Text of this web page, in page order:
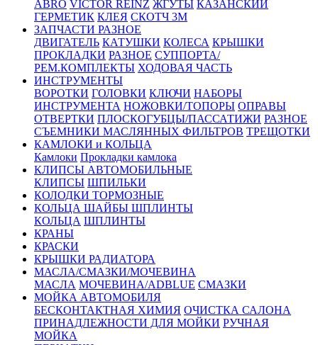
ABRO VICTOR REINZ ЖГУТЫ КАЗАНСКИЙ
ГЕРМЕТИК КЛЕЯ СКОТЧ 3М
ЗАПЧАСТИ РАЗНОЕ
ДВИГАТЕЛЬ КАТУШКИ КОЛЕСА КРЫШКИ
ПРОКЛАДКИ РАЗНОЕ СУППОРТА/
РЕМ.КОМПЛЕКТЫ ХОДОВАЯ ЧАСТЬ
ИНСТРУМЕНТЫ
ВОРОТКИ ГОЛОВКИ КЛЮЧИ НАБОРЫ
ИНСТРУМЕНТА НОЖОВКИ/ТОПОРЫ ОПРАВЫ
ОТВЕРТКИ ПЛОСКОГУБЦЫ/ПАССАТИЖИ РАЗНОЕ
СЪЕМНИКИ МАСЛЯННЫХ ФИЛЬТРОВ ТРЕЩОТКИ
КАМЛОКИ и КОЛЬЦА
Камлоки Прокладки камлока
КЛИПСЫ АВТОМОБИЛЬНЫЕ
КЛИПСЫ ШПИЛЬКИ
КОЛОДКИ ТОРМОЗНЫЕ
КОЛЬЦА ШАЙБЫ ШПЛИНТЫ
КОЛЬЦА ШПЛИНТЫ
КРАНЫ
КРАСКИ
КРЫШКИ РАДИАТОРА
МАСЛА/СМАЗКИ/МОЧЕВИНА
МАСЛА МОЧЕВИНА/ADBLUE СМАЗКИ
МОЙКА АВТОМОБИЛЯ
БЕСКОНТАКТНАЯ ХИМИЯ ОЧИСТКА САЛОНА
ПРИНАДЛЕЖНОСТИ ДЛЯ МОЙКИ РУЧНАЯ
МОЙКА